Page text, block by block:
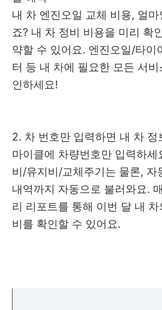
내 차 엔진오일 교체 비용, 얼마
죠? 내 차 정비 비용을 미리 확
약할 수 있어요. 엔진오일/타이
터 등 내 차에 필요한 모든 서
인하세요!
2. 차 번호만 입력하면 내 차 정
마이클에 차량번호만 입력하세
비/유지비/교체주기는 물론, 자
내역까지 자동으로 불러와요.
리 리포트를 통해 이번 달 내
비를 확인할 수 있어요.